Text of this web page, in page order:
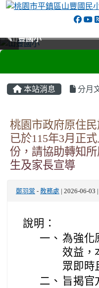
山豐國小
山豐國小
山豐國小
山豐國小
本站消息 分月
桃園市政府原住
已於115年3月正
份，請協助轉知
生及家長宣導
鄭羽棠 - 教務處 | 2026-06-03
說明：
一、 為強化
效益，
眾即時
二、 旨揭官